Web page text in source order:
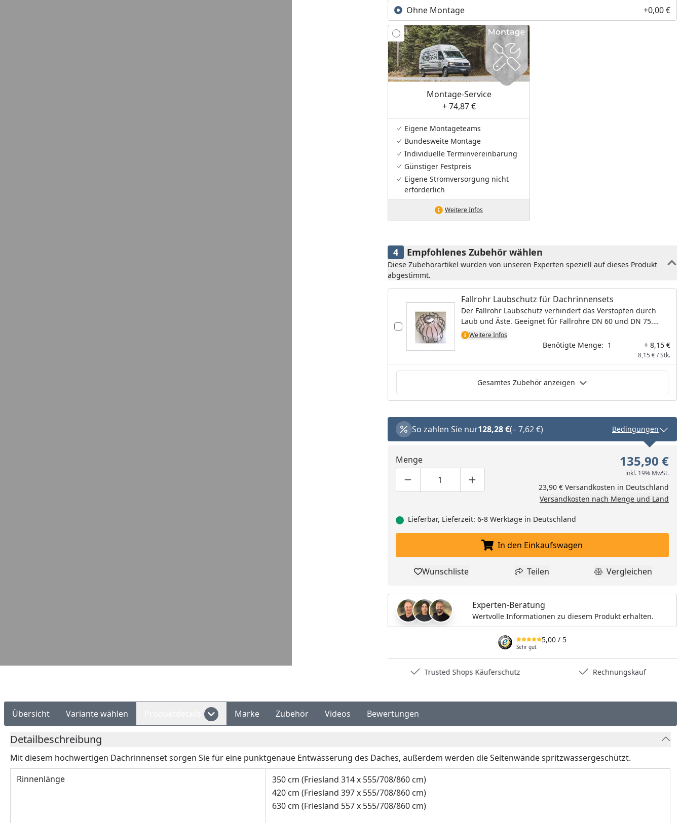
Ohne Montage +0,00 €
Montage-Service
+ 74,87 €
Eigene Montageteams
Bundesweite Montage
Individuelle Terminvereinbarung
Günstiger Festpreis
Eigene Stromversorgung nicht
erforderlich
Weitere Infos
Empfohlenes Zubehör wählen
Diese Zubehörartikel wurden von unseren Experten speziell auf dieses Produkt
abgestimmt.
Fallrohr Laubschutz für Dachrinnensets
Der Fallrohr Laubschutz verhindert das Verstopfen durch
Laub und Äste. Geeignet für Fallrohre DN 60 und DN 75.
Material: Metall verzinkt
Weitere Infos
Benötigte Menge: 1 + 8,15 €
8,15 € / Stk.
Gesamtes Zubehör anzeigen
So zahlen Sie nur128,28 €(– 7,62 €) Bedingungen
Menge
Produktmenge um eins verringern
Produktmenge manuell eingeben
Produktmenge um eins erhöhen
135,90 €
inkl. 19% MwSt.
23,90 € Versandkosten in Deutschland
Versandkosten nach Menge und Land
Lieferbar, Lieferzeit: 6-8 Werktage in Deutschland
In den Einkaufswagen legen
In den Einkaufswagen
Produkt zur Wunschliste hinzufügen
Wunschliste Teilen
Teilen Produkt
Vergleichen
Experten-Beratung
Wertvolle Informationen zu diesem Produkt erhalten.
5,00 / 5
Sehr gut
Trusted Shops Käuferschutz Rechnungskauf
Übersicht Variante wählen Marke Zubehör Videos Bewertungen
Detailbeschreibung
Mit diesem hochwertigen Dachrinnenset sorgen Sie für eine punktgenaue Entwässerung des Daches, außerdem werden die Seitenwände spritzwassergeschützt.
Rinnenlänge
350 cm (Friesland 314 x 555/708/860 cm)
420 cm (Friesland 397 x 555/708/860 cm)
630 cm (Friesland 557 x 555/708/860 cm)